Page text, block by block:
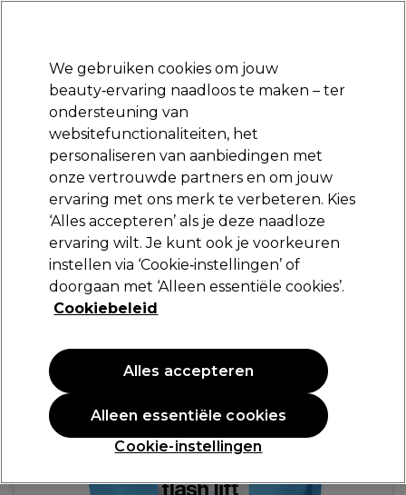
Aanmelden
Merken Deals Haar Elektra
Volgende dag geleverd*
Na verzending, maandag t/m vrijdag
Redken
Redken Flash Lift Blonder Inside 500g
56,95 €
We gebruiken cookies om jouw
beauty‑ervaring naadloos te maken – ter
ondersteuning van
websitefunctionaliteiten, het
personaliseren van aanbiedingen met
onze vertrouwde partners en om jouw
ervaring met ons merk te verbeteren. Kies
‘Alles accepteren’ als je deze naadloze
ervaring wilt. Je kunt ook je voorkeuren
instellen via ‘Cookie‑instellingen’ of
doorgaan met ‘Alleen essentiële cookies’.
Cookiebeleid
Cookie-instellingen
Alleen essentiële cookies
Alles accepteren